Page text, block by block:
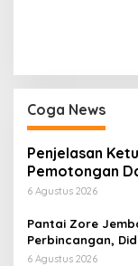
Coga News
Penjelasan
Pemotongan
Tidak Benar
6 Agustus 2026
Pantai Zore
Perbincangan,
Tanpa Dokumen
6 Agustus 2026